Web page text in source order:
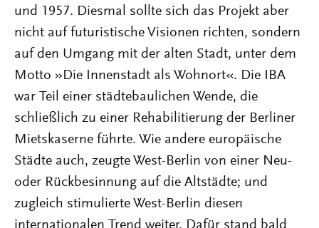
und 1957. Diesmal sollte sich das Projekt aber
nicht auf futuristische Visionen richten, sondern
auf den Umgang mit der alten Stadt, unter dem
Motto »Die Innenstadt als Wohnort«. Die IBA
war Teil einer städtebaulichen Wende, die
schließlich zu einer Rehabilitierung der Berliner
Mietskaserne führte. Wie andere europäische
Städte auch, zeugte West-Berlin von einer Neu-
oder Rückbesinnung auf die Altstädte; und
zugleich stimulierte West-Berlin diesen
internationalen Trend weiter. Dafür stand bald